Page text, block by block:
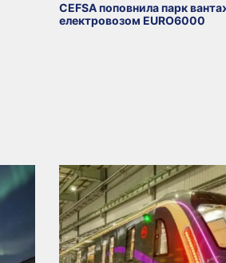
CEFSA поповнила парк
електровозом EURO6000